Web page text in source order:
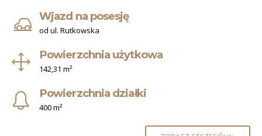
Wjazd na posesję
od ul. Rutkowska
Powierzchnia użytkowa
142,31 m²
Powierzchnia działki
400 m²